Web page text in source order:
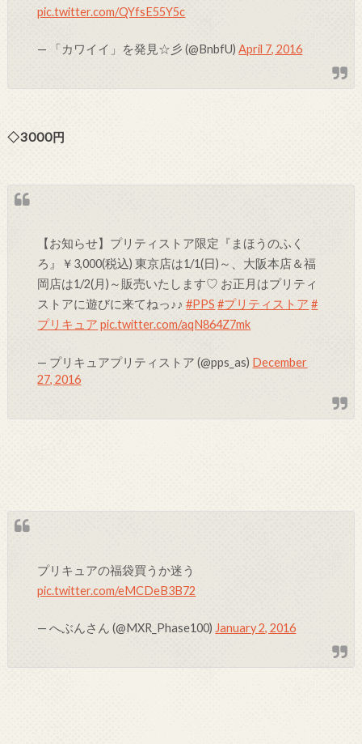
pic.twitter.com/QYfsE55Y5c
— 「カワイイ」を発見☆彡 (@BnbfU)April 7, 2016
◇3000円
【お知らせ】プリティストア限定『まほうのふく
ろ』￥3,000(税込) 東京店は1/1(日)～、大阪本店＆福
岡店は1/2(月)～販売いたします♡ お正月はプリティ
ストアに遊びに来てねっ♪♪#PPS #プリティストア #
プリキュア pic.twitter.com/aqN864Z7mk
— プリキュアプリティストア (@pps_as) December
27, 2016
プリキュアの福袋買うか迷う
pic.twitter.com/eMCDeB3B72
— へぶんさん (@MXR_Phase100)January 2, 2016